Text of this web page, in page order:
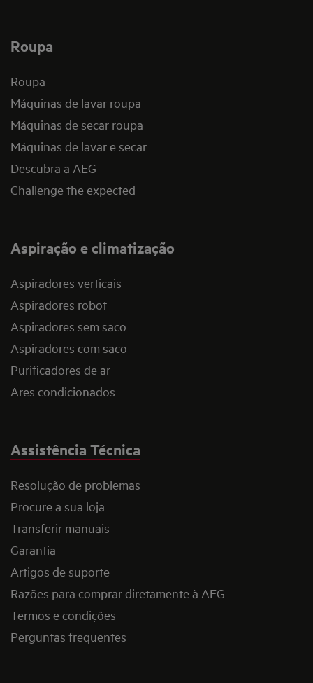
Roupa
Roupa
Máquinas de lavar roupa
Máquinas de secar roupa
Máquinas de lavar e secar
Descubra a AEG
Challenge the expected
Aspiração e climatização
Aspiradores verticais
Aspiradores robot
Aspiradores sem saco
Aspiradores com saco
Purificadores de ar
Ares condicionados
Assistência Técnica
Resolução de problemas
Procure a sua loja
Transferir manuais
Garantia
Artigos de suporte
Razões para comprar diretamente à AEG
Termos e condições
Perguntas frequentes